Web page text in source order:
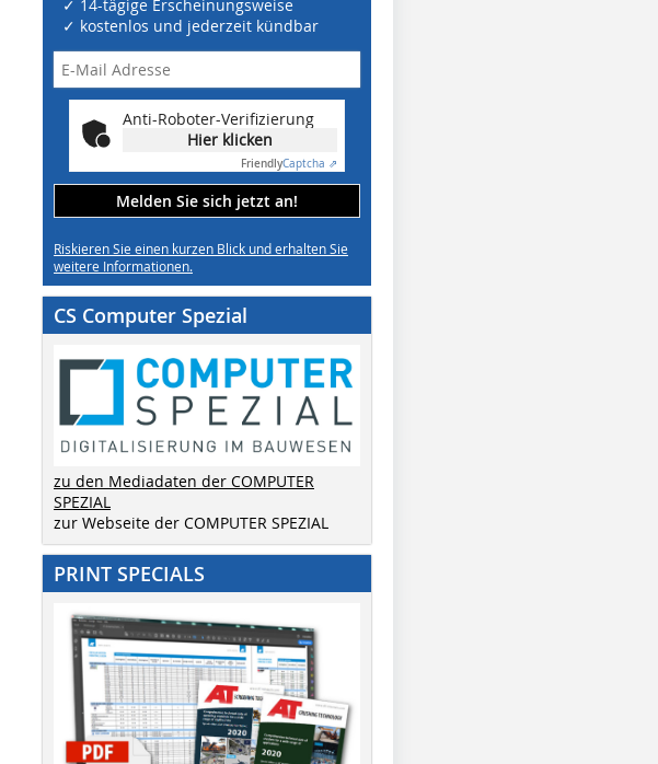
✓ 14-tägige Erscheinungsweise
✓ kostenlos und jederzeit kündbar
Anti-Roboter-Verifizierung
Hier klicken
FriendlyCaptcha ⇗
Melden Sie sich jetzt an!
Riskieren Sie einen kurzen Blick und erhalten Sie
weitere Informationen.
CS Computer Spezial
zu den Mediadaten der COMPUTER
SPEZIAL
zur Webseite der COMPUTER SPEZIAL
PRINT SPECIALS